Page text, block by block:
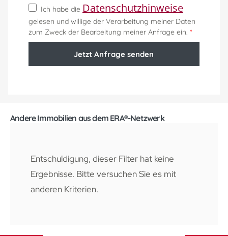
Ich habe die Datenschutzhinweise
gelesen und willige der Verarbeitung meiner Daten
zum Zweck der Bearbeitung meiner Anfrage ein. *
Jetzt Anfrage senden
Andere Immobilien aus dem ERA®-Netzwerk
Entschuldigung, dieser Filter hat keine
Ergebnisse. Bitte versuchen Sie es mit
anderen Kriterien.